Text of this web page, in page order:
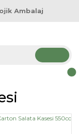
Ambalaj